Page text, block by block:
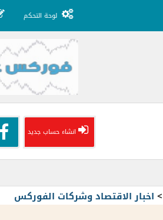
لوحة التحكم
انشاء حساب جديد
> اخبار الاقتصاد وشركات الفوركس